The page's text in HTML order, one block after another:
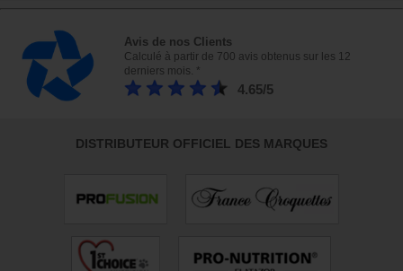
Avis de nos Clients
Calculé à partir de 700 avis obtenus sur les 12
derniers mois. *
4.65/5
DISTRIBUTEUR OFFICIEL DES MARQUES